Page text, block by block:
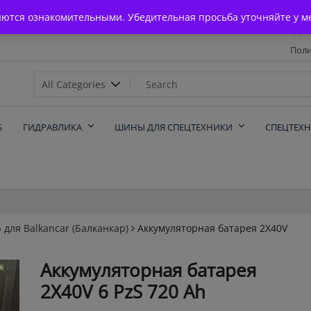
ознакомительными. Убедительная просьба уточняйте у
ГИДРАВЛИКА ШИНЫ ДЛЯ СПЕЦТЕХНИКИ
Balkanсar (Балканкар)
Аккумуляторная батарея 2X40V
Аккумуляторная батарея
2X40V 6 PzS 720 Ah